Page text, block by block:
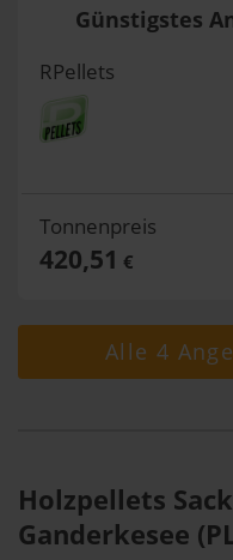
Günstigstes
RPellets
Tonnenpreis
420,51 €
Alle 4
Holzpellets
Ganderkesee